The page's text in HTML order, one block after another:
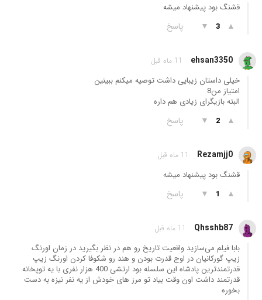
قشنگ بود پیشنهاد میشه
▲
3
▼ پاسخ
ehsan3350 11 ماه قبل
خیلی داستان زیبایی داشت توصیه میکنم ببینین
امتیاز من8
البته بازیگرای زیادی هم داره
▲
2
▼ پاسخ
Rezamjj0 11 ماه قبل
قشنگ بود پیشنهاد میشه
▲
1
▼ پاسخ
Qhsshb87 11 ماه قبل
بابا فیلم می‌سازید واقعیت تاریخ رو هم در نظر بگیرید در زمان اورنگ
زیپ گورکانیان در اوج قدرت بودن و هند رو شکوفا کردن اورنگ زیپ
قدرتمندترین پادشاه این سلسله بود ارتشی 400 هزار نفری با یه توپخانه
قدرتمند داشت اون وقت بیاد تو مرز های خودش از یه نفر نیزه به دست
بخوره